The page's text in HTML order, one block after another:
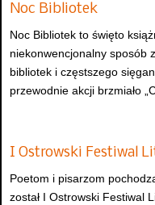
Noc Bibliotek
Noc Bibliotek to święto
niekonwencjonalny sposób
bibliotek i częstszego
przewodnie akcji brzmiało
I Ostrowski Festiwal
Poetom i pisarzom
został I Ostrowski Festiwal